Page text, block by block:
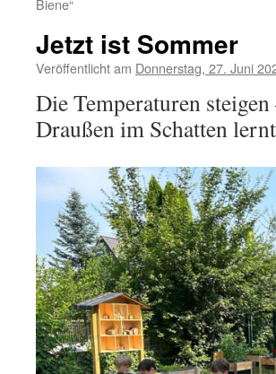
Biene“
Jetzt ist Sommer
Veröffentlicht am Donnerstag, 27. Juni
Die Temperaturen
Draußen im Schatten